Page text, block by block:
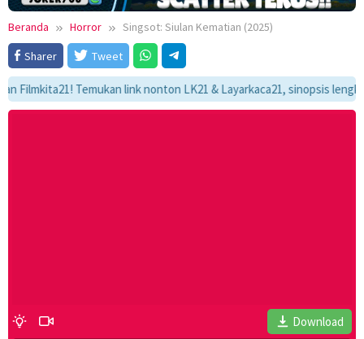
Beranda Horror
Singsot: Siulan Kematian (2025)
Sharer
Tweet
Temukan link nonton LK21 & Layarkaca21, sinopsis
Download